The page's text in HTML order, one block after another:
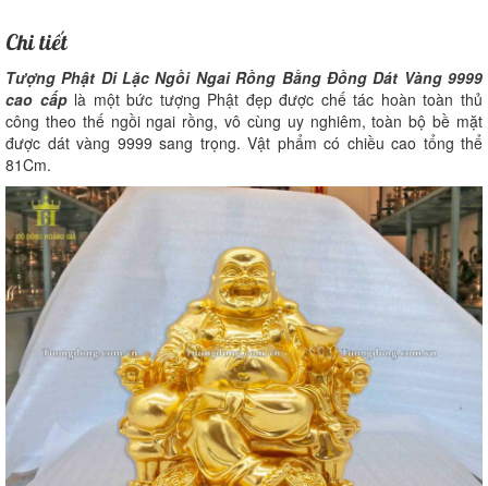
Chi tiết
Tượng Phật Di Lặc Ngồi Ngai Rồng Bằng Đồng Dát Vàng 9999
cao cấplà một bức tượng Phật đẹp được chế tác hoàn toàn thủ
công theo thế ngồi ngai rồng, vô cùng uy nghiêm, toàn bộ bề mặt
được dát vàng 9999 sang trọng. Vật phẩm có chiều cao tổng thể
81Cm.